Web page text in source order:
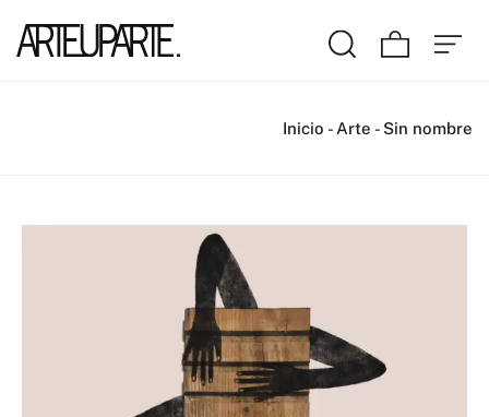
Inicio - Arte - Sin nombre